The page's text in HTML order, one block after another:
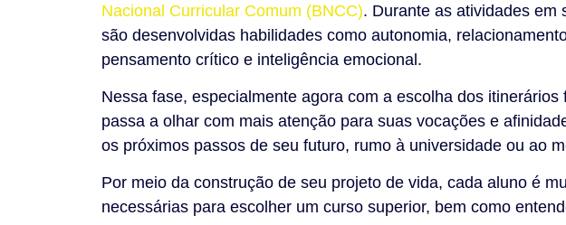
Nacional Curricular Comum (BNCC). Durante as atividades em
são desenvolvidas habilidades como autonomia,
pensamento crítico e inteligência emocional.
Nessa fase, especialmente agora com a escolha dos
passa a olhar com mais atenção para suas vocações e
os próximos passos de seu futuro, rumo à universidade ou ao
Por meio da construção de seu projeto de vida, cada aluno é
necessárias para escolher um curso superior, bem como